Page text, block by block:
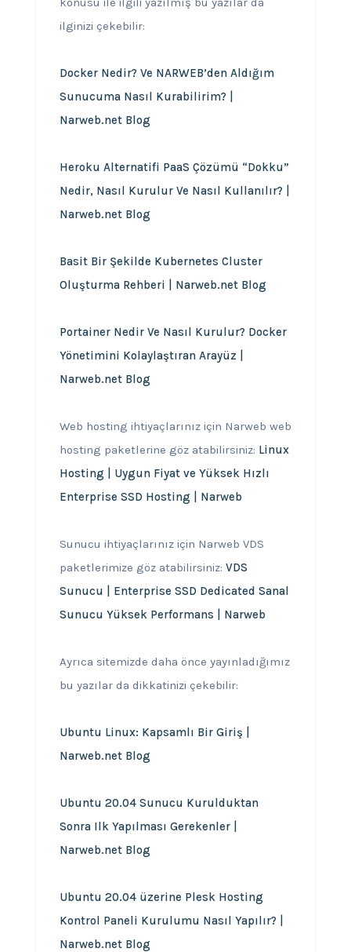
ilginizi çekebilir:
Docker Nedir? Ve NARWEB’den Aldığım
Sunucuma Nasıl Kurabilirim? |
Narweb.net Blog
Heroku Alternatifi PaaS Çözümü “Dokku”
Nedir, Nasıl Kurulur Ve Nasıl Kullanılır? |
Narweb.net Blog
Basit Bir Şekilde Kubernetes Cluster
Oluşturma Rehberi | Narweb.net Blog
Portainer Nedir Ve Nasıl Kurulur? Docker
Yönetimini Kolaylaştıran Arayüz |
Narweb.net Blog
Web hosting ihtiyaçlarınız için Narweb web
hosting paketlerine göz atabilirsiniz: Linux
Hosting | Uygun Fiyat ve Yüksek Hızlı
Enterprise SSD Hosting | Narweb
Sunucu ihtiyaçlarınız için Narweb VDS
paketlerimize göz atabilirsiniz: VDS
Sunucu | Enterprise SSD Dedicated Sanal
Sunucu Yüksek Performans | Narweb
Ayrıca sitemizde daha önce yayınladığımız
bu yazılar da dikkatinizi çekebilir:
Ubuntu Linux: Kapsamlı Bir Giriş |
Narweb.net Blog
Ubuntu 20.04 Sunucu Kurulduktan
Sonra Ilk Yapılması Gerekenler |
Narweb.net Blog
Ubuntu 20.04 üzerine Plesk Hosting
Kontrol Paneli Kurulumu Nasıl Yapılır? |
Narweb.net Blog